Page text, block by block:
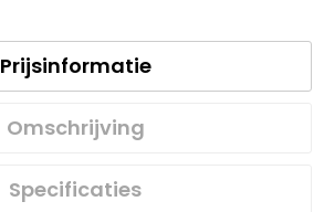
Prijsinformatie
Omschrijving
Specificaties